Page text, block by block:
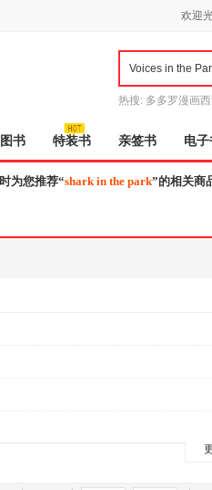
欢迎
热搜: 多多罗漫画
图书 特装书 亲签书 电子
为您推荐“shark in the park”的相关商